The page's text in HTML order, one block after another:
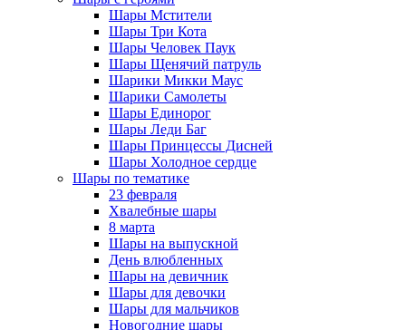
Шары Мстители
Шары Три Кота
Шары Человек Паук
Шары Щенячий патруль
Шарики Микки Маус
Шарики Самолеты
Шары Единорог
Шары Леди Баг
Шары Принцессы Дисней
Шары Холодное сердце
Шары по тематике
23 февраля
Хвалебные шары
8 марта
Шары на выпускной
День влюбленных
Шары на девичник
Шары для девочки
Шары для мальчиков
Новогодние шары